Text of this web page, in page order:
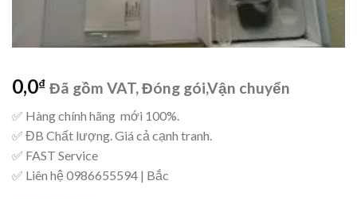
0,0₫ Đã gồm VAT, Đóng gói,Vận chuyển
✅ Hàng chính hãng mới 100%.
✅ ĐB Chất lượng. Giá cả cạnh tranh.
✅ FAST Service
✅ Liên hệ 0986655594 | Bắc